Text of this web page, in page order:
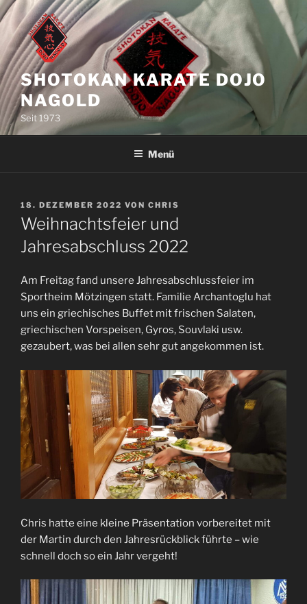
Zum
Inhalt
springen
SHOTOKAN KARATE DOJO
NAGOLD
Seit 1973
Menü
VERÖFFENTLICHT
AM
18. DEZEMBER 2022 VON CHRIS
Weihnachtsfeier und
Jahresabschluss 2022
Am Freitag fand unsere Jahresabschlussfeier im
Sportheim Mötzingen statt. Familie Archantoglu hat
uns ein griechisches Buffet mit frischen Salaten,
griechischen Vorspeisen, Gyros, Souvlaki usw.
gezaubert, was bei allen sehr gut angekommen ist.
Chris hatte eine kleine Präsentation vorbereitet mit
der Martin durch den Jahresrückblick führte – wie
schnell doch so ein Jahr vergeht!